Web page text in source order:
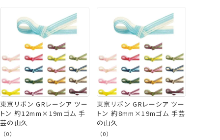
東京リボン GRレーシア ツー
トン 約12mm×19mゴム 手
芸の山久
（0）
東京リボン GRレーシア ツー
トン 約8mm×19mゴム 手芸
の山久
（0）